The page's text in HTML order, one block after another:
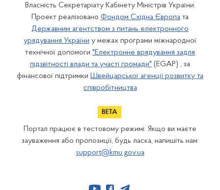
Власність Секретаріату Кабінету Міністрів України.
Проект реалізовано Фондом Східна Європа та
Державним агентством з питань електронного
урядування України у межах програми міжнародної
технічної допомоги "Електронне врядування задля
підзвітності влади та участі громади" (EGAP) , за
фінансової підтримки Швейцарської агенції розвитку та
співробітництва
Портал працює в тестовому режимі. Якщо ви маєте
зауваження або пропозиції, будь ласка, напишіть нам:
support@kmu.gov.ua